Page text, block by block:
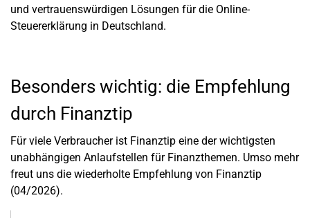
und vertrauenswürdigen Lösungen für die Online-
Steuererklärung in Deutschland.
Besonders wichtig: die Empfehlung
durch Finanztip
Für viele Verbraucher ist Finanztip eine der wichtigsten
unabhängigen Anlaufstellen für Finanzthemen. Umso mehr
freut uns die wiederholte Empfehlung von Finanztip
(04/2026).